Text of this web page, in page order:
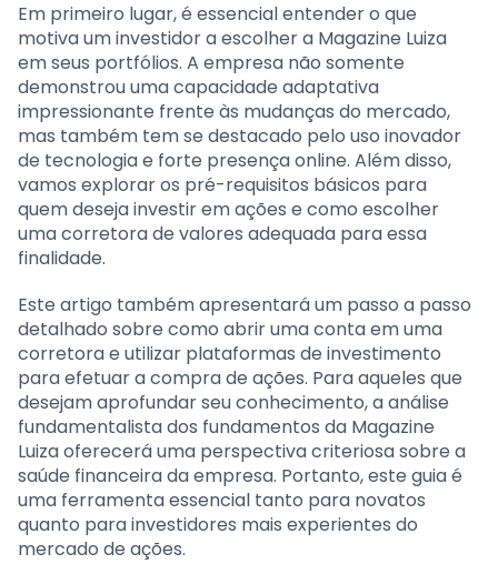
Em primeiro lugar, é essencial entender o que
motiva um investidor a escolher a Magazine Luiza
em seus portfólios. A empresa não somente
demonstrou uma capacidade adaptativa
impressionante frente às mudanças do mercado,
mas também tem se destacado pelo uso inovador
de tecnologia e forte presença online. Além disso,
vamos explorar os pré-requisitos básicos para
quem deseja investir em ações e como escolher
uma corretora de valores adequada para essa
finalidade.
Este artigo também apresentará um passo a passo
detalhado sobre como abrir uma conta em uma
corretora e utilizar plataformas de investimento
para efetuar a compra de ações. Para aqueles que
desejam aprofundar seu conhecimento, a análise
fundamentalista dos fundamentos da Magazine
Luiza oferecerá uma perspectiva criteriosa sobre a
saúde financeira da empresa. Portanto, este guia é
uma ferramenta essencial tanto para novatos
quanto para investidores mais experientes do
mercado de ações.